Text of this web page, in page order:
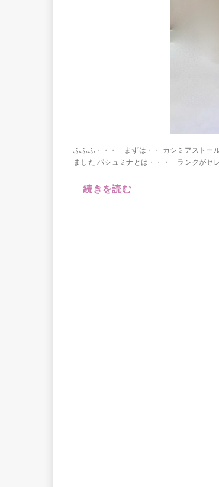
ふふふ・・・ まずは・・ カシミアスト
ました パシュミナとは・・・ ランクがセ
続きを読む